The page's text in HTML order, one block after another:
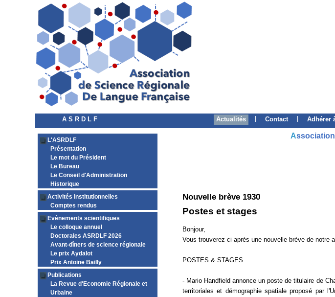
A S R D L F Actualités Contact Adhérer
L'ASRDLF
Présentation
Le mot du Président
Le Bureau
Le Conseil d'Administration
Historique
Activités institutionnelles
Comptes rendus
Evènements scientifiques
Le colloque annuel
Doctorales ASRDLF 2026
Avant-dîners de science régionale
Le prix Aydalot
Prix Antoine Bailly
Publications
La Revue d'Economie Régionale et
Urbaine
A
Nouvelle brève 1930
Postes et stages
Bonjour,
Vous trouverez ci-après une nouvelle brève de notre
POSTES & STAGES
- Mario Handfield annonce un poste de titulaire de
territoriales et démographie spatiale proposé par